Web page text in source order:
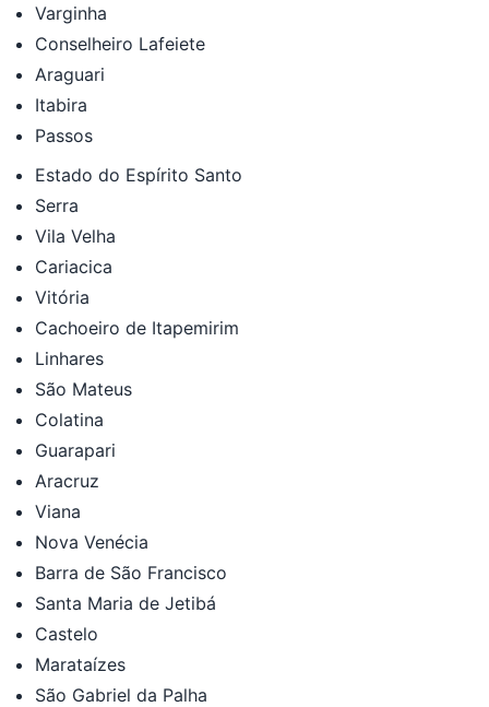
Varginha
Conselheiro Lafeiete
Araguari
Itabira
Passos
Estado do Espírito Santo
Serra
Vila Velha
Cariacica
Vitória
Cachoeiro de Itapemirim
Linhares
São Mateus
Colatina
Guarapari
Aracruz
Viana
Nova Venécia
Barra de São Francisco
Santa Maria de Jetibá
Castelo
Marataízes
São Gabriel da Palha